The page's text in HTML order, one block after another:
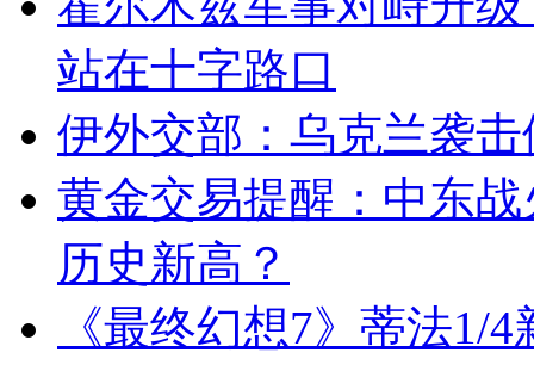
站在十字路口
伊外交部：乌克兰袭
黄金交易提醒：中东
历史新高？
《最终幻想7》蒂法1/